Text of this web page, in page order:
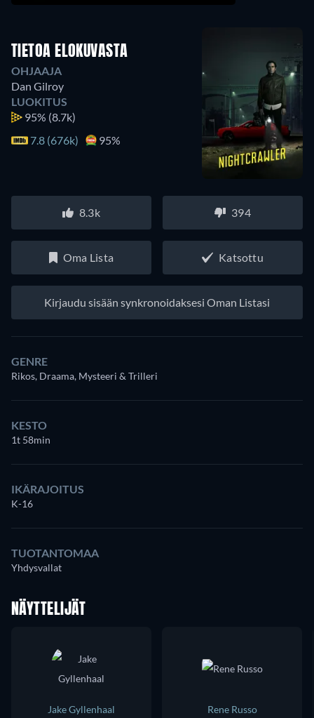
TIETOA ELOKUVASTA
OHJAAJA
Dan Gilroy
LUOKITUS
95% (8.7k)
7.8 (676k)
95%
8.3k 394
Oma Lista Katsottu
Kirjaudu sisään synkronoidaksesi Oman Listasi
GENRE
Rikos, Draama, Mysteeri & Trilleri
KESTO
1t 58min
IKÄRAJOITUS
K-16
TUOTANTOMAA
Yhdysvallat
NÄYTTELIJÄT
Jake Gyllenhaal
Rene Russo